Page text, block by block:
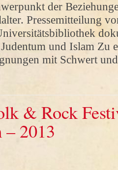
der
Pressemitteilung
und Islam Zu
mit Schwert
& Rock
– 2013